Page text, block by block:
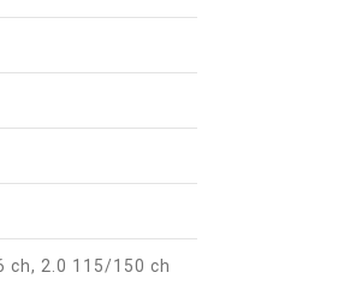
ch, 2.0 115/150 ch